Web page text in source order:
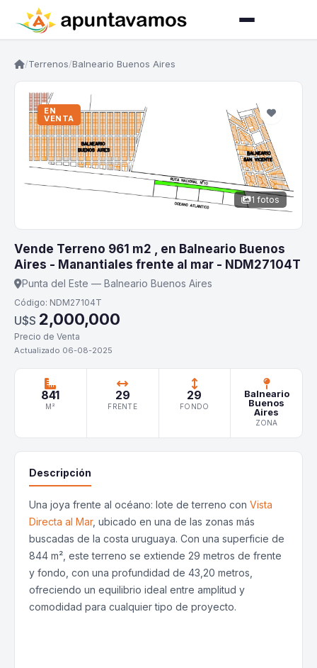
/Terrenos/Balneario Buenos Aires
EN
VENTA
1 fotos
Vende Terreno 961 m2 , en Balneario Buenos
Aires - Manantiales frente al mar - NDM27104T
Punta del Este — Balneario Buenos Aires
Código: NDM27104T
U$S 2,000,000
Precio de Venta
Actualizado 06-08-2025
841
M²
29
FRENTE
29
FONDO
Balneario
Buenos
Aires
ZONA
Descripción
Una joya frente al océano: lote de terreno con Vista
Directa al Mar, ubicado en una de las zonas más
buscadas de la costa uruguaya. Con una superficie de
844 m², este terreno se extiende 29 metros de frente
y fondo, con una profundidad de 43,20 metros,
ofreciendo un equilibrio ideal entre amplitud y
comodidad para cualquier tipo de proyecto.